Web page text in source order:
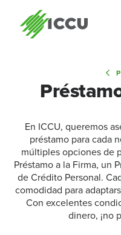
En ICCU, queremos
préstamo para cada
múltiples opciones de
Préstamo a la Firma, un
de Crédito Personal.
comodidad para
Con excelentes
dinero, ¡no